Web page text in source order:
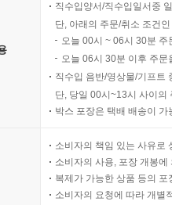
직수입양서/직수입일서중
단, 아래의 주문/취소 조건
오늘 00시 ~ 06시 30분
오늘 06시 30분 이후 주
직수입 음반/영상물/기프트
단, 당일 00시~13시 사이의
박스 포장은 택배 배송이
소비자의 책임 있는 사유로
소비자의 사용, 포장 개봉
복제가 가능한 상품 등의
소비자의 요청에 따라 개별